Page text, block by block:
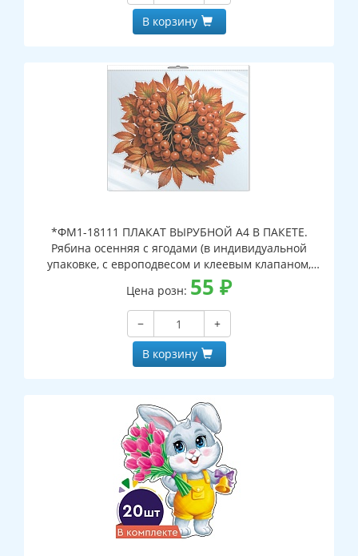
В корзину
*ФМ1-18111 ПЛАКАТ ВЫРУБНОЙ А4 В ПАКЕТЕ.
Рябина осенняя с ягодами (в индивидуальной
упаковке, с европодвесом и клеевым клапаном,
двухсторонний, ВД-лак)
Цена розн: 55 ₽
−
+
В корзину